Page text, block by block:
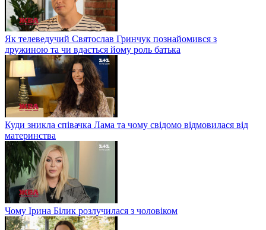
Як телеведучий Святослав Гринчук познайомився з
дружиною та чи вдається йому роль батька
Куди зникла співачка Лама та чому свідомо відмовилася від
материнства
Чому Ірина Білик розлучилася з чоловіком